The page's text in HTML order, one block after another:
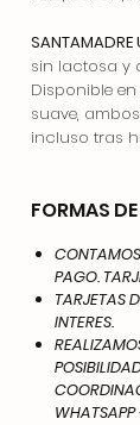
SANTAMADRE
sin lactosa y
Disponible
suave,
incluso tras
FORMAS
PAGO.
TARJETAS
INTERES.